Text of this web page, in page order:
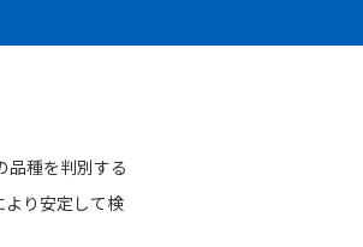
品種を判別する
より安定して検